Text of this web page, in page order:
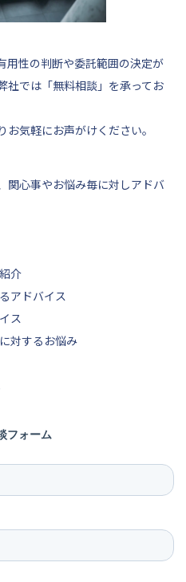
用性の判断や委託範囲の決定が
社では「無料相談」を承ってお
お気軽にお声がけください。
関心事やお悩み毎に対しアドバ
介
アドバイス
ス
対するお悩み